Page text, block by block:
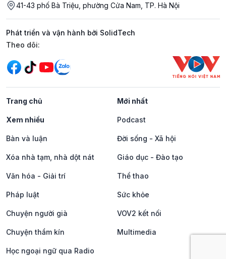
41-43 phố Bà Triệu, phường Cửa Nam, TP. Hà Nội
Phát triển và vận hành bởi SolidTech
Mạng xã hội
Theo dõi:
Trang chủ Mới nhất
Xem nhiều Podcast
Bàn và luận Đời sống - Xã hội
Xóa nhà tạm, nhà dột nát Giáo dục - Đào tạo
Văn hóa - Giải trí Thể thao
Pháp luật Sức khỏe
Chuyện người già VOV2 kết nối
Chuyện thầm kín Multimedia
Học ngoại ngữ qua Radio